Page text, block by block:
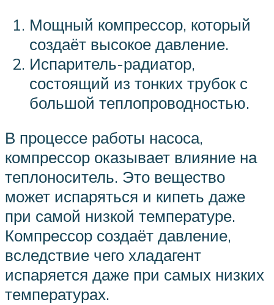
Мощный компрессор, который
создаёт высокое давление.
Испаритель-радиатор,
состоящий из тонких трубок с
большой теплопроводностью.
В процессе работы насоса,
компрессор оказывает влияние на
теплоноситель. Это вещество
может испаряться и кипеть даже
при самой низкой температуре.
Компрессор создаёт давление,
вследствие чего хладагент
испаряется даже при самых низких
температурах.